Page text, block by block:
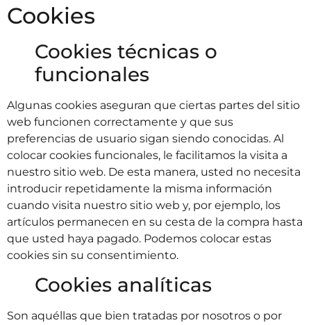
Cookies
Cookies técnicas o
funcionales
Algunas cookies aseguran que ciertas partes del sitio
web funcionen correctamente y que sus
preferencias de usuario sigan siendo conocidas. Al
colocar cookies funcionales, le facilitamos la visita a
nuestro sitio web. De esta manera, usted no necesita
introducir repetidamente la misma información
cuando visita nuestro sitio web y, por ejemplo, los
artículos permanecen en su cesta de la compra hasta
que usted haya pagado. Podemos colocar estas
cookies sin su consentimiento.
Cookies analíticas
Son aquéllas que bien tratadas por nosotros o por